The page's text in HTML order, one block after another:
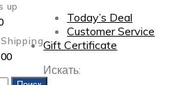
up
Today’s Deal
Customer Service
Gift Certificate
Искать: